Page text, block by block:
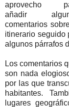
aprovecho
añadir
comentarios
itinerario seguido
algunos párrafos
Los comentarios
son nada
por las que
habitantes.
lugares